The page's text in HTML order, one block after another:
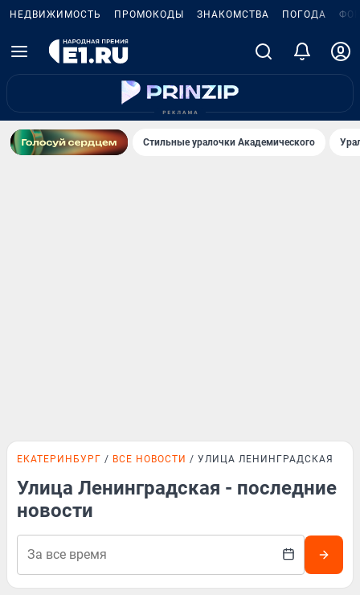
НЕДВИЖИМОСТЬ ПРОМОКОДЫ ЗНАКОМСТВА ПОГОДА
Стильные уралочки Академического
ЕКАТЕРИНБУРГ ВСЕ НОВОСТИ УЛИЦА ЛЕНИНГРАДСКАЯ
Улица Ленинградская - последние
новости